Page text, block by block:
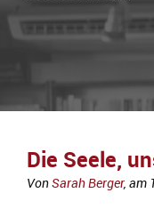
Die Seele,
VonSarah Berger, am